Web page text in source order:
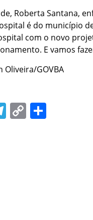
Roberta Santana,
é do município
com o novo
E vamos
Oliveira/GOVBA
Telegram
Copy